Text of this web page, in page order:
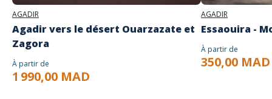
AGADIR
Agadir vers le désert Ouarzazate et
Zagora
À partir de
1 990,00 MAD
AGADIR
Essaouira -
À partir de
350,00 MAD